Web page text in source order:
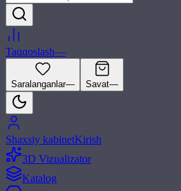
Taqqoslash—
Saralanganlar— Savat—
Shaxsiy kabinetKirish
3D Vizualizator
Katalog